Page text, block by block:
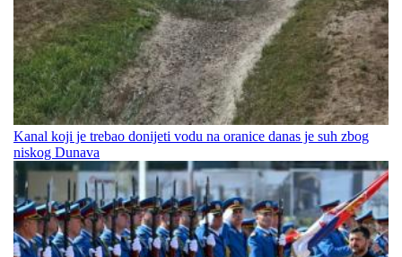
Kanal koji je trebao donijeti vodu na oranice danas je suh zbog
niskog Dunava